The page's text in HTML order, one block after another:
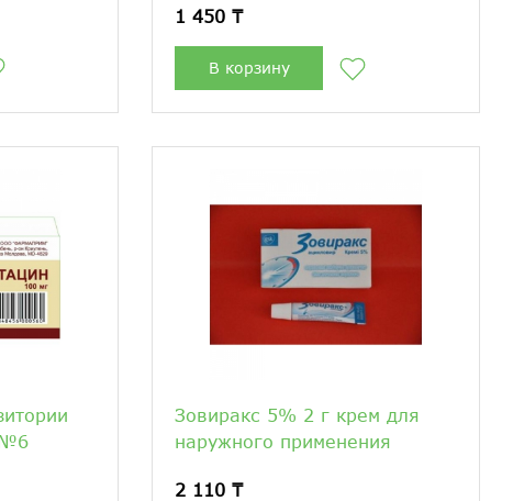
1 450 ₸
В корзину
№6
Зовиракс 5% 2 г крем для
наружного применения
2 110 ₸